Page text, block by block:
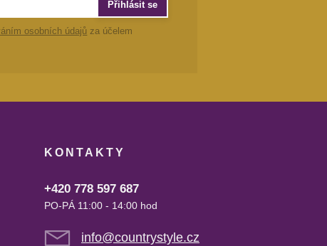
Přihlásit se
osobních údajů za účelem
KONTAKTY
+420 778 597 687
PO-PÁ 11:00 - 14:00 hod
info@countrystyle.cz